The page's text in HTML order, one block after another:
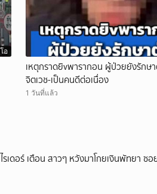
อ
เหตุกราดยิvพารากอน ผู้ป่วยยังรักษ
จิตเวช-เป็นคนดีต่อเนื่อง
1 วันที่แล้ว
รเดอร์ เตือน สาวๆ หวังมาโกยเงินพัทยา ซ